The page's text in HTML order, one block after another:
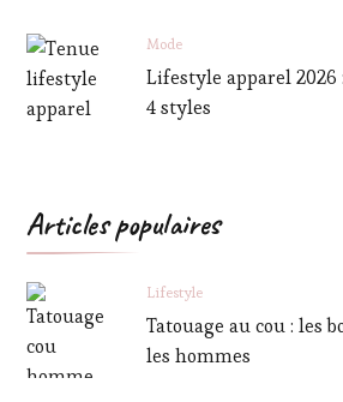
Mode
Lifestyle apparel 2026
4 styles
Articles populaires
Lifestyle
Tatouage au cou : les
les hommes